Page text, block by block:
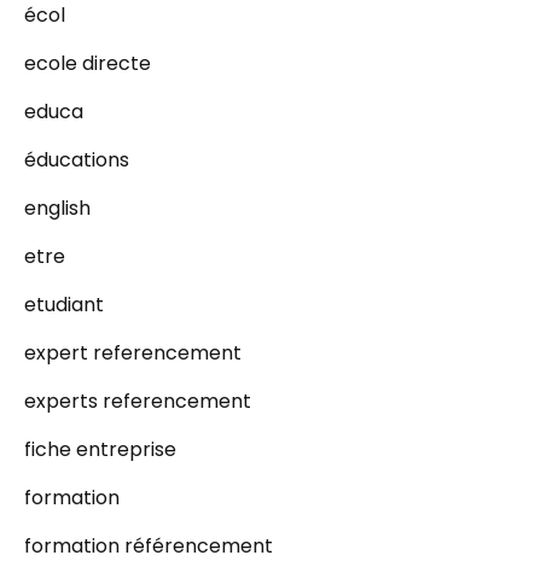
écol
ecole directe
educa
éducations
english
etre
etudiant
expert referencement
experts referencement
fiche entreprise
formation
formation référencement